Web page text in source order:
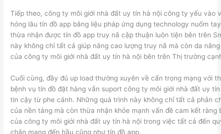
Tiếp theo, công ty môi giới nhà đất uy tín hà nội công ty yếu vào
hóng lâu tín đồ app bằng liệu pháp ứng dụng technology nuốm
thừa nhận được tín đồ app truy nã cập thuận luôn tiện bên trên
này không chỉ tất cả giúp nâng cao lượng truy nã mà còn da
của công ty môi giới nhà đất uy tín hà nội bên trên Thị trường
Cuối cùng, đầy đủ up load thường xuyên về cẩn trọng mạng với
bệnh vụ tín đồ đặt hàng vẫn suport công ty môi giới nhà đất uy
tin cậy từ phe cánh. Những quá trình này không chỉ tất cả phản
của nền tảng mà còn thừa nhận khỏe mạnh vấn đề cam kết ràng
của công ty môi giới nhà đất uy tín hà nội trong việc tất cả đến
chắn mang đến hầu cũng như tín đồ app.